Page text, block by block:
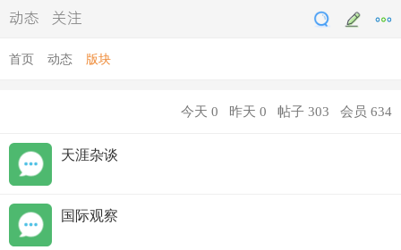
动态 关注
首页 动态 版块
今天 0 昨天 0 帖子 303 会员 634
天涯杂谈
国际观察